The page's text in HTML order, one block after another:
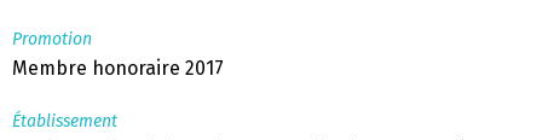
Promotion
Membre honoraire 2017
Établissement